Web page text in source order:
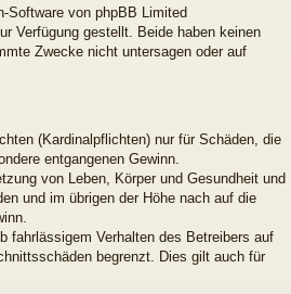
Software von phpBB Limited
Verfügung gestellt. Beide haben keinen
Zwecke nicht untersagen oder auf
(Kardinalpflichten) nur für Schäden, die
entgangenen Gewinn.
von Leben, Körper und Gesundheit und
und im übrigen der Höhe nach auf die
fahrlässigem Verhalten des Betreibers auf
begrenzt. Dies gilt auch für